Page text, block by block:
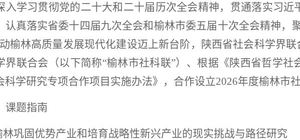
入学习贯彻党的二十大和二十届历次全会精神，贯通落实习
认真落实省委十四届九次全会和榆林市委五届十次全会精神，
榆林高质量发展现代化建设迈上新台阶，陕西省社会科学界联
界联合会 （以下简称“榆林市社科联”） 、根据《陕西省哲学社
科学研究专项合作项目实施办法》，合作设立2026年度榆林市
课题指南
林巩固优势产业和培育战略性新兴产业的现实挑战与路径研究